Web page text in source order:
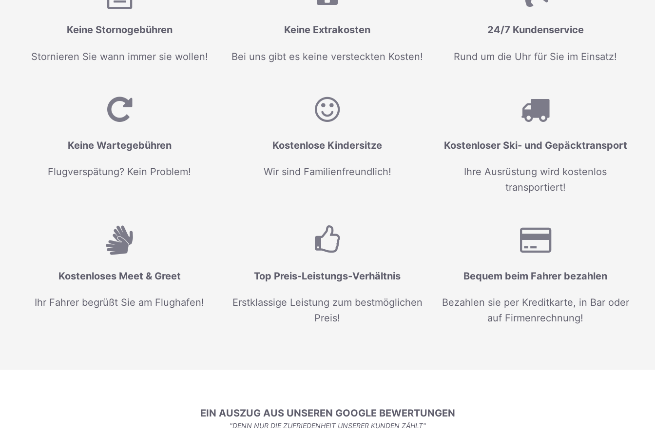
Keine Stornogebühren
Stornieren Sie wann immer sie wollen!
Keine Extrakosten
Bei uns gibt es keine versteckten Kosten!
24/7 Kundenservice
Rund um die Uhr für Sie im Einsatz!
Keine Wartegebühren
Flugverspätung? Kein Problem!
Kostenlose Kindersitze
Wir sind Familienfreundlich!
Kostenloser Ski- und Gepäcktransport
Ihre Ausrüstung wird kostenlos
transportiert!
Kostenloses Meet & Greet
Ihr Fahrer begrüßt Sie am Flughafen!
Top Preis-Leistungs-Verhältnis
Erstklassige Leistung zum bestmöglichen
Preis!
Bequem beim Fahrer bezahlen
Bezahlen sie per Kreditkarte, in Bar oder
auf Firmenrechnung!
EIN AUSZUG AUS UNSEREN GOOGLE BEWERTUNGEN
"DENN NUR DIE ZUFRIEDENHEIT UNSERER KUNDEN ZÄHLT"